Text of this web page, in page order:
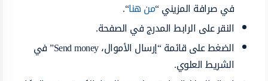
في صرافة المزيني “من هنا“.
النقر على الرابط المدرج في الصفحة.
الضغط على قائمة “إرسال الأموال، Send money” في
الشريط العلوي.